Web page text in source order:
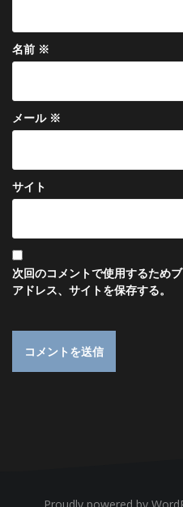
名前 ※
メール ※
サイト
次回のコメントで使用するため
アドレス、サイトを保存する。